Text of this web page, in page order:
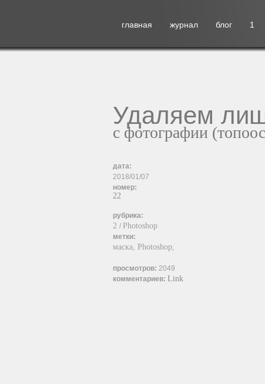
главная журнал блог 1
Удаляем
с фотографии
дата:
2018/01/07
номер:
22
рубрика:
2 / Photoshop
метки:
маска, Photoshop,
просмотров: 2049
комментариев: Link